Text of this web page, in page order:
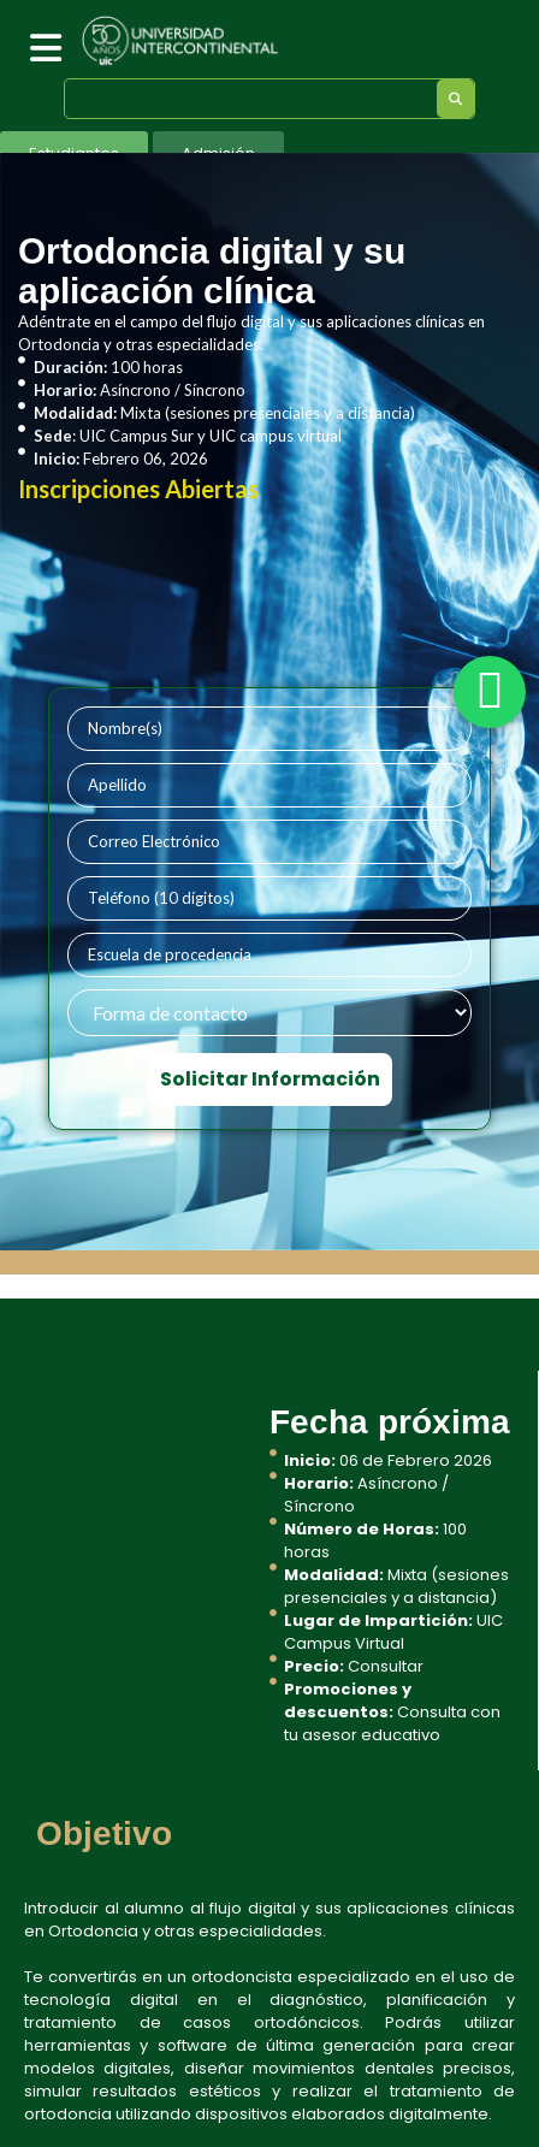
Estudiantes Admisión
Ortodoncia digital y su
aplicación clínica
Adéntrate en el campo del flujo digital y sus aplicaciones clínicas en
Ortodoncia y otras especialidades.
Duración:100 horas
Horario:Asíncrono / Síncrono
Modalidad:Mixta (sesiones presenciales y a distancia)
Sede: UIC Campus Sur y UIC campus virtual
Inicio:Febrero 06, 2026
Inscripciones Abiertas
Fecha próxima
Inicio:06 de Febrero 2026
Horario:Asíncrono /
Síncrono
Número de Horas:100
horas
Modalidad:Mixta (sesiones
presenciales y a distancia)
Lugar de Impartición:UIC
Campus Virtual
Precio:Consultar
Promociones y
descuentos:Consulta con
tu asesor educativo
Objetivo
Introducir al alumno al flujo digital y sus aplicaciones clínicas
en Ortodoncia y otras especialidades.
Te convertirás en un ortodoncista especializado en el uso de
tecnología digital en el diagnóstico, planificación y
tratamiento de casos ortodóncicos. Podrás utilizar
herramientas y software de última generación para crear
modelos digitales, diseñar movimientos dentales precisos,
simular resultados estéticos y realizar el tratamiento de
ortodoncia utilizando dispositivos elaborados digitalmente.